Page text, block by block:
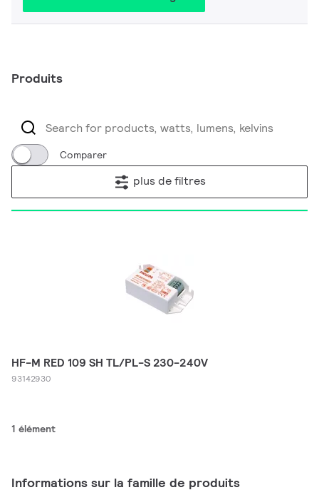
Produits
Comparer
plus de filtres
HF-M RED 109 SH TL/PL-S 230-240V
93142930
1 élément
Informations sur la famille de produits